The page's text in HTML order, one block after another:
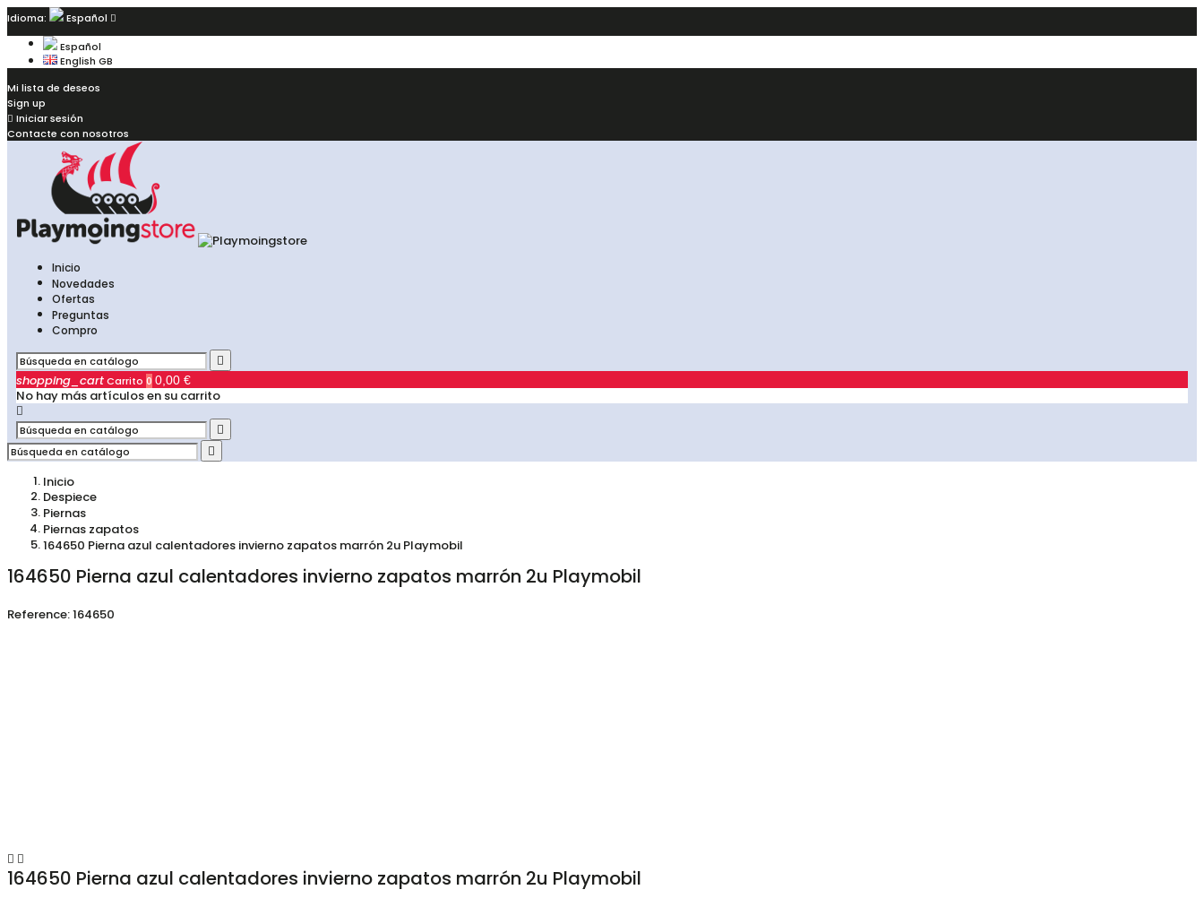
Idioma: Español 
Español
English GB
Mi lista de deseos
Sign up
 Iniciar sesión
Contacte con nosotros
Inicio
Novedades
Ofertas
Preguntas
Compro

shopping_cartCarrito 0 0,00 €
No hay más artículos en su carrito



Inicio
Despiece
Piernas
Piernas zapatos
164650 Pierna azul calentadores invierno zapatos marrón 2u Playmobil
164650 Pierna azul calentadores invierno zapatos marrón 2u Playmobil
Reference:164650
 
164650 Pierna azul calentadores invierno zapatos marrón 2u Playmobil